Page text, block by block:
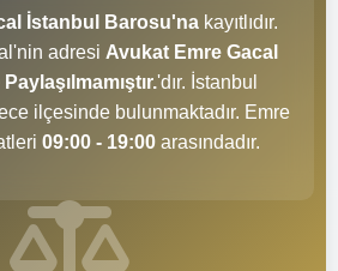
İstanbul Barosu'na kayıtlıdır.
adresi Avukat Emre Gacal
'dır. İstanbul
ilçesinde bulunmaktadır. Emre
09:00 - 19:00 arasındadır.